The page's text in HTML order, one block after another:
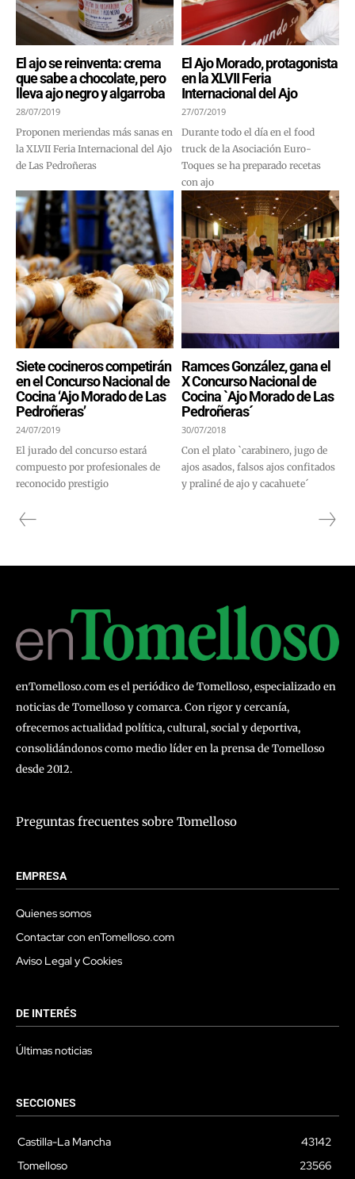
El ajo se reinventa: crema
que sabe a chocolate, pero
lleva ajo negro y algarroba
28/07/2019
Proponen meriendas más sanas en
la XLVII Feria Internacional del Ajo
de Las Pedroñeras
El Ajo Morado, protagonista
en la XLVII Feria
Internacional del Ajo
27/07/2019
Durante todo el día en el food
truck de la Asociación Euro-
Toques se ha preparado recetas
con ajo
Siete cocineros competirán
en el Concurso Nacional de
Cocina ‘Ajo Morado de Las
Pedroñeras’
24/07/2019
El jurado del concurso estará
compuesto por profesionales de
reconocido prestigio
Ramces González, gana el
X Concurso Nacional de
Cocina `Ajo Morado de Las
Pedroñeras´
30/07/2018
Con el plato `carabinero, jugo de
ajos asados, falsos ajos confitados
y praliné de ajo y cacahuete´
enTomelloso.com es el periódico de Tomelloso, especializado en
noticias de Tomelloso y comarca. Con rigor y cercanía,
ofrecemos actualidad política, cultural, social y deportiva,
consolidándonos como medio líder en la prensa de Tomelloso
desde 2012.
Preguntas frecuentes sobre Tomelloso
EMPRESA
Quienes somos
Contactar con enTomelloso.com
Aviso Legal y Cookies
DE INTERÉS
Últimas noticias
SECCIONES
Castilla-La Mancha
43142
Tomelloso
23566